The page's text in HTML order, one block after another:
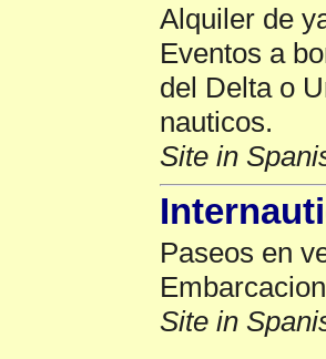
Alquiler de
Eventos a
del Delta o
nauticos.
Site in
Paseos en
Site in